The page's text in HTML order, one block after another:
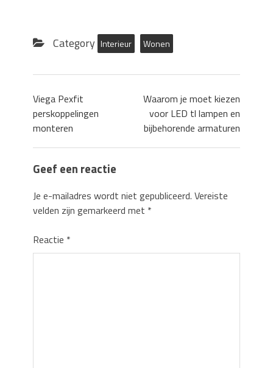
Category Interieur Wonen
Viega Pexfit
perskoppelingen
monteren
Waarom je moet kiezen
voor LED tl lampen en
bijbehorende armaturen
Geef een reactie
Je e-mailadres wordt niet gepubliceerd. Vereiste
velden zijn gemarkeerd met *
Reactie *